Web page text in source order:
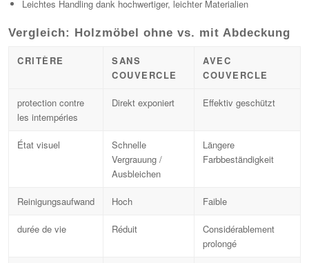
Leichtes Handling dank hochwertiger, leichter Materialien
Vergleich: Holzmöbel ohne vs. mit Abdeckung
CRITÈRE
SANS
COUVERCLE
AVEC
COUVERCLE
protection contre
les intempéries
Direkt exponiert Effektiv geschützt
État visuel
Schnelle
Vergrauung /
Ausbleichen
Längere
Farbbeständigkeit
Reinigungsaufwand Hoch Faible
durée de vie Réduit
Considérablement
prolongé